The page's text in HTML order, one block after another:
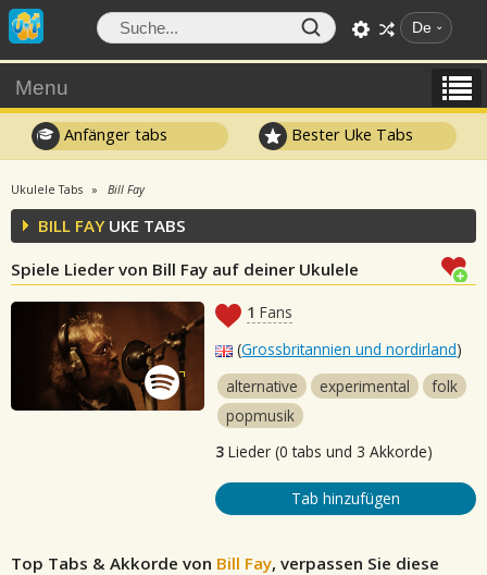
De
Menu
Anfänger tabs Bester Uke Tabs
Ukulele Tabs Bill Fay
BILL FAYUKE TABS
Spiele Lieder von Bill Fay auf deiner Ukulele
1 Fans
(Grossbritannien und nordirland)
alternative
experimental
folk
popmusik
3 Lieder (0 tabs und 3 Akkorde)
Tab hinzufügen
Top Tabs & Akkorde von Bill Fay, verpassen Sie diese